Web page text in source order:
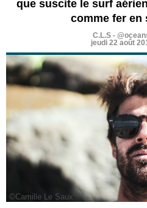
que suscite le surf
comme fer en
C.L.S-
jeudi 22 août
©Camille Le Saux